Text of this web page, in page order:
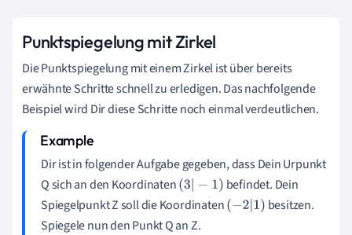
Punktspiegelung mit Zirkel
Die Punktspiegelung mit einem Zirkel ist über bereits
erwähnte Schritte schnell zu erledigen. Das nachfolgende
Beispiel wird Dir diese Schritte noch einmal verdeutlichen.
Dir ist in folgender Aufgabe gegeben, dass Dein Urpunkt
Q sich an den Koordinaten(3| 1)
befindet. Dein
Spiegelpunkt Z soll die Koordinaten(-2|1)
besitzen.
Spiegele nun den Punkt Q an Z.